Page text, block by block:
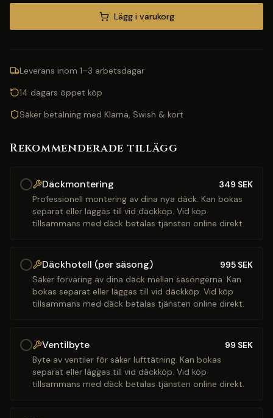
Lägg i varukorg
Leverans inom 1–3 arbetsdagar
14 dagars öppet köp
Säker betalning med Klarna, Swish & kort
Rekommenderade tillägg
Däckmontering 349 SEK
Professionell montering av dina nya däck. Kan bokas
separat eller läggas till vid däckköp. Vid köp
tillsammans med däck betalas tjänsten online direkt.
Däckhotell (per säsong) 995 SEK
Säker förvaring av dina däck mellan säsongerna. Kan
bokas separat eller läggas till vid däckköp. Vid köp
tillsammans med däck betalas tjänsten online direkt.
Ventilbyte 99 SEK
Byte av ventiler för säker lufttätning. Kan bokas
separat eller läggas till vid däckköp. Vid köp
tillsammans med däck betalas tjänsten online direkt.